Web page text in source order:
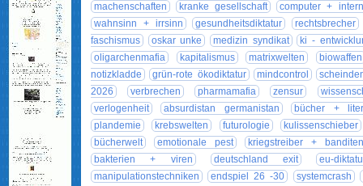
machenschaften
kranke gesellschaft
computer +
wahnsinn + irrsinn
gesundheitsdiktatur
rechtsbrecher
faschismus
oskar unke medizin syndikat
ki -
oligarchenmafia
kapitalismus matrixwelten
biowaffen
notizkladde
grün-rote ökodiktatur mindcontrol
2026
verbrechen pharmamafia zensur
verlogenheit
absurdistan germanistan
bücher +
plandemie
krebswelten futurologie
kulissenschieber
bücherwelt
emotionale pest
kriegstreiber + banditen
bakterien + viren
deutschland exit
eu-
manipulationstechniken
endspiel 26 -30 systemcrash